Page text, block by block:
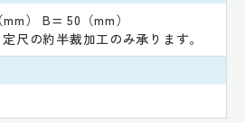
） B= 50（mm）
尺の約半裁加工のみ承ります。